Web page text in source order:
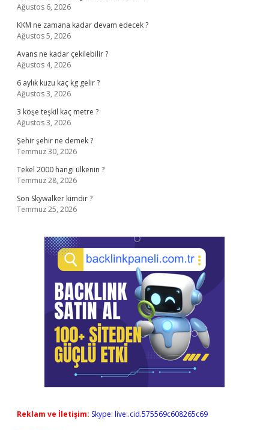
Ağustos 6, 2026
KKM ne zamana kadar devam edecek ?
Ağustos 5, 2026
Avans ne kadar çekilebilir ?
Ağustos 4, 2026
6 aylık kuzu kaç kg gelir ?
Ağustos 3, 2026
3 köşe teşkil kaç metre ?
Ağustos 3, 2026
Şehir şehir ne demek ?
Temmuz 30, 2026
Tekel 2000 hangi ülkenin ?
Temmuz 28, 2026
Son Skywalker kimdir ?
Temmuz 25, 2026
Reklam ve İletişim: Skype: live:.cid.575569c608265c69